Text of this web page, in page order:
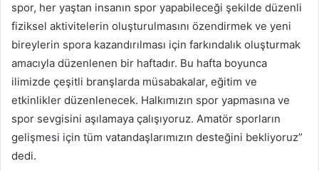
spor, her yaştan insanın spor yapabileceği şekilde düzenli
fiziksel aktivitelerin oluşturulmasını özendirmek ve yeni
bireylerin spora kazandırılması için farkındalık oluşturmak
amacıyla düzenlenen bir haftadır. Bu hafta boyunca
ilimizde çeşitli branşlarda müsabakalar, eğitim ve
etkinlikler düzenlenecek. Halkımızın spor yapmasına ve
spor sevgisini aşılamaya çalışıyoruz. Amatör sporların
gelişmesi için tüm vatandaşlarımızın desteğini bekliyoruz”
dedi.